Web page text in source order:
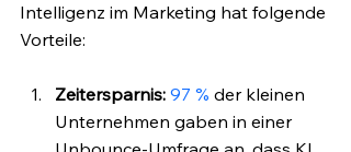
Intelligenz im Marketing hat folgende
Vorteile:
Zeitersparnis: 97 % der kleinen
Unternehmen gaben in einer